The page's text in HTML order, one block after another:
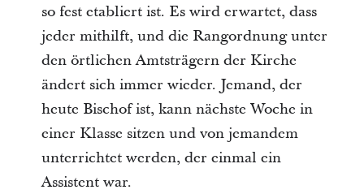
so fest etabliert ist. Es wird erwartet, dass
jeder mithilft, und die Rangordnung unter
den örtlichen Amtsträgern der Kirche
ändert sich immer wieder. Jemand, der
heute Bischof ist, kann nächste Woche in
einer Klasse sitzen und von jemandem
unterrichtet werden, der einmal ein
Assistent war.